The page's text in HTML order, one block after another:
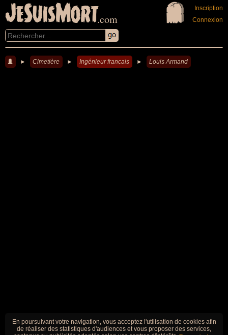
JeSuisMort.com
Inscription
Connexion
► Cimetière ► Ingénieur francais ► Louis Armand
En poursuivant votre navigation, vous acceptez l'utilisation de cookies afin
de réaliser des statistiques d'audiences et vous proposer des services,